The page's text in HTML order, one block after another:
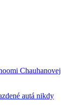
Chauhanovej
autá nikdy